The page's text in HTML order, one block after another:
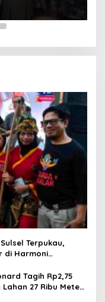
Terpukau,
di Harmoni
Tagih Rp2,75
27 Ribu Meter